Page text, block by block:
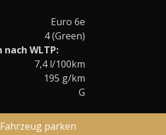
Euro 6e
4 (Green)
WLTP:
7,4 l/100km
195 g/km
G
Fahrzeug parken